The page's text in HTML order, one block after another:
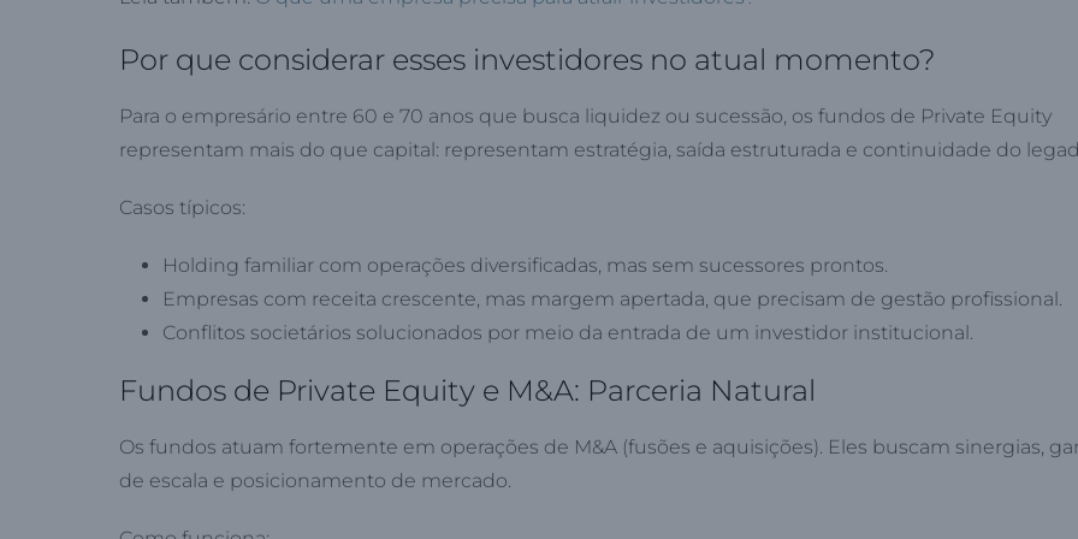
Por que considerar esses investidores no atual momento?
Para o empresário entre 60 e 70 anos que busca liquidez ou sucessão, os fundos de Private Equity
representam mais do que capital: representam estratégia, saída estruturada e continuidade do
Casos típicos:
Holding familiar com operações diversificadas, mas sem sucessores prontos.
Empresas com receita crescente, mas margem apertada, que precisam de gestão profissional.
Conflitos societários solucionados por meio da entrada de um investidor institucional.
Fundos de Private Equity e M&A: Parceria Natural
Os fundos atuam fortemente em operações de M&A (fusões e aquisições). Eles buscam sinergias,
de escala e posicionamento de mercado.